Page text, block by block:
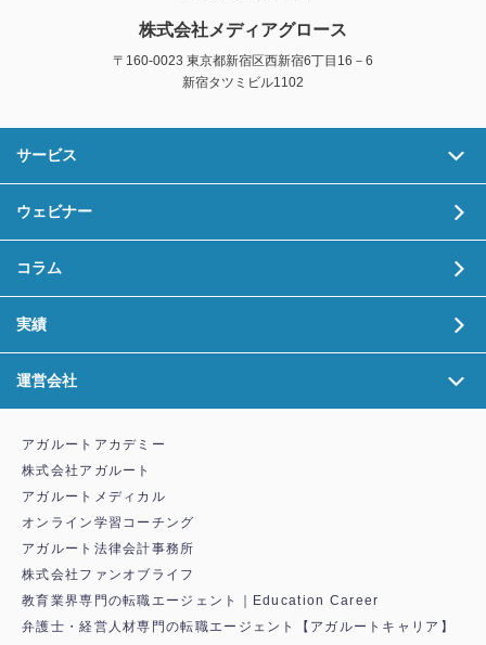
サービス
ウェビナー
コラム
実績
運営会社
株式会社メディアグロース
〒160-0023 東京都新宿区西新宿6丁目16－6
新宿タツミビル1102
アガルートアカデミー
株式会社アガルート
アガルートメディカル
オンライン学習コーチング
アガルート法律会計事務所
株式会社ファンオブライフ
教育業界専門の転職エージェント｜Education Career
弁護士・経営人材専門の転職エージェント【アガルートキャリア】